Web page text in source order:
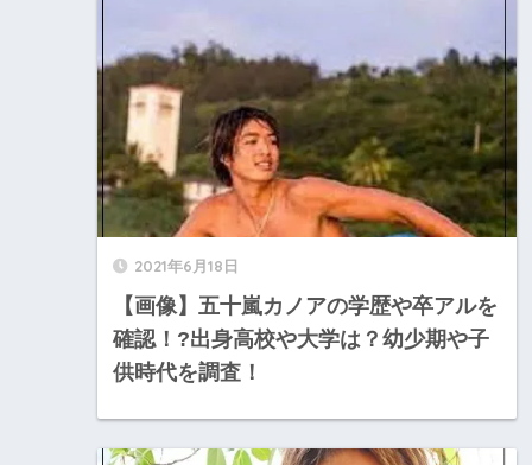
2021年6月18日
【画像】五十嵐カノアの学歴や卒アルを
確認！?出身高校や大学は？幼少期や子
供時代を調査！